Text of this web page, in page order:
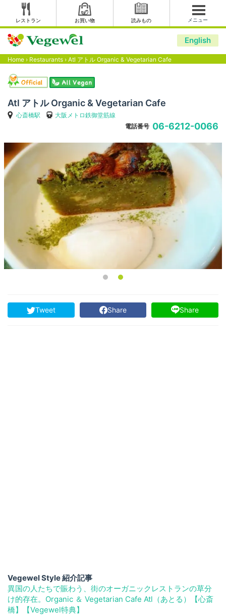
レストラン お買い物 読みもの メニュー
English
Home › Restaurants › Atl アトル Organic & Vegetarian Cafe
Atl アトル Organic & Vegetarian Cafe
心斎橋駅
大阪メトロ鉄御堂筋線
電話番号 06-6212-0066
Tweet Share Share
Vegewel Style 紹介記事
異国の人たちで賑わう、街のオーガニックレストランの草分
け的存在。Organic ＆ Vegetarian Cafe Atl（あとる）【心斎
橋】【Vegewel特典】